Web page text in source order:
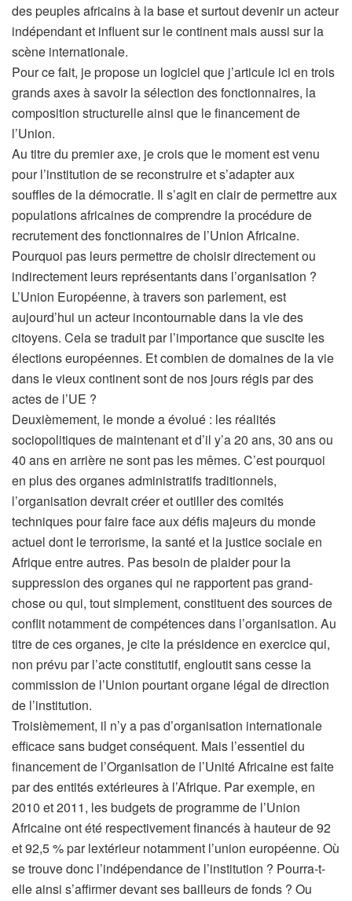
des peuples africains à la base et surtout devenir un acteur
indépendant et influent sur le continent mais aussi sur la
scène internationale.
Pour ce fait, je propose un logiciel que j’articule ici en trois
grands axes à savoir la sélection des fonctionnaires, la
composition structurelle ainsi que le financement de
l’Union.
Au titre du premier axe, je crois que le moment est venu
pour l’institution de se reconstruire et s’adapter aux
souffles de la démocratie. Il s’agit en clair de permettre aux
populations africaines de comprendre la procédure de
recrutement des fonctionnaires de l’Union Africaine.
Pourquoi pas leurs permettre de choisir directement ou
indirectement leurs représentants dans l’organisation ?
L’Union Européenne, à travers son parlement, est
aujourd’hui un acteur incontournable dans la vie des
citoyens. Cela se traduit par l’importance que suscite les
élections européennes. Et combien de domaines de la vie
dans le vieux continent sont de nos jours régis par des
actes de l’UE ?
Deuxièmement, le monde a évolué : les réalités
sociopolitiques de maintenant et d’il y’a 20 ans, 30 ans ou
40 ans en arrière ne sont pas les mêmes. C’est pourquoi
en plus des organes administratifs traditionnels,
l’organisation devrait créer et outiller des comités
techniques pour faire face aux défis majeurs du monde
actuel dont le terrorisme, la santé et la justice sociale en
Afrique entre autres. Pas besoin de plaider pour la
suppression des organes qui ne rapportent pas grand-
chose ou qui, tout simplement, constituent des sources de
conflit notamment de compétences dans l’organisation. Au
titre de ces organes, je cite la présidence en exercice qui,
non prévu par l’acte constitutif, engloutit sans cesse la
commission de l’Union pourtant organe légal de direction
de l’institution.
Troisièmement, il n’y a pas d’organisation internationale
efficace sans budget conséquent. Mais l’essentiel du
financement de l’Organisation de l’Unité Africaine est faite
par des entités extérieures à l’Afrique. Par exemple, en
2010 et 2011, les budgets de programme de l’Union
Africaine ont été respectivement financés à hauteur de 92
et 92,5 % par lextérieur notamment l’union européenne. Où
se trouve donc l’indépendance de l’institution ? Pourra-t-
elle ainsi s’affirmer devant ses bailleurs de fonds ? Ou